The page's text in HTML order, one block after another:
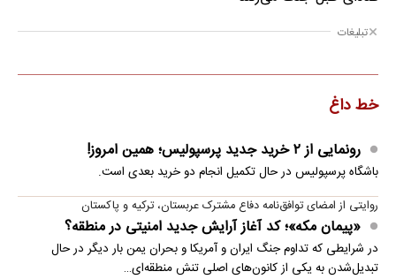
تبلیغات
خط داغ
رونمایی از ۲ خرید جدید پرسپولیس؛ همین امروز!
باشگاه پرسپولیس در حال تکمیل انجام دو خرید بعدی است.
روایتی از امضای توافق‌نامه دفاع مشترک عربستان، ترکیه و پاکستان
«پیمان مکه»؛ کد آغاز آرایش جدید امنیتی در منطقه؟
در شرایطی که تداوم جنگ ایران و آمریکا و بحران یمن بار دیگر در حال
تبدیل‌شدن به یکی از کانون‌های اصلی تنش منطقه‌ای…